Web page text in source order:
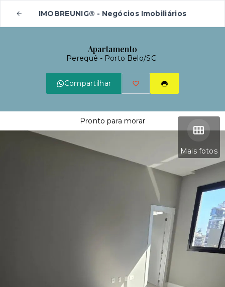
IMOBREUNIG® - Negócios Imobiliários
Apartamento
Perequê - Porto Belo/SC
Compartilhar
Mais fotos
Pronto para morar